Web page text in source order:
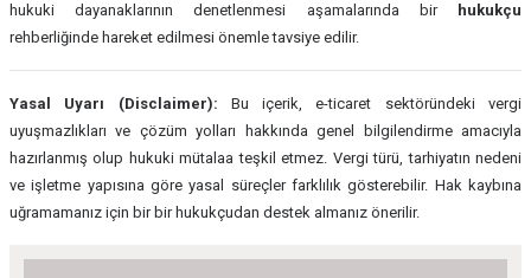
hukuki dayanaklarının denetlenmesi aşamalarında bir
hukukçu
rehberliğinde hareket edilmesi önemle tavsiye edilir.
Yasal Uyarı (Disclaimer): Bu içerik, e-ticaret sektöründeki vergi
uyuşmazlıkları ve çözüm yolları hakkında genel bilgilendirme amacıyla
hazırlanmış olup hukuki mütalaa teşkil etmez. Vergi türü, tarhiyatın nedeni
ve işletme yapısına göre yasal süreçler farklılık gösterebilir. Hak kaybına
uğramamanız için bir bir hukukçudan destek almanız önerilir.